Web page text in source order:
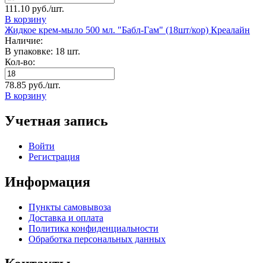
111.10 руб./шт.
В корзину
Жидкое крем-мыло 500 мл. "Бабл-Гам" (18шт/кор) Креалайн
Наличие:
В упаковке: 18 шт.
Кол-во:
78.85 руб./шт.
В корзину
Учетная запись
Войти
Регистрация
Информация
Пункты самовывоза
Доставка и оплата
Политика конфиденциальности
Обработка персональных данных